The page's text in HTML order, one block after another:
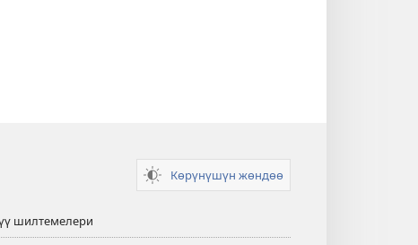
Көрүнүшүн жөндөө
шилтемелери